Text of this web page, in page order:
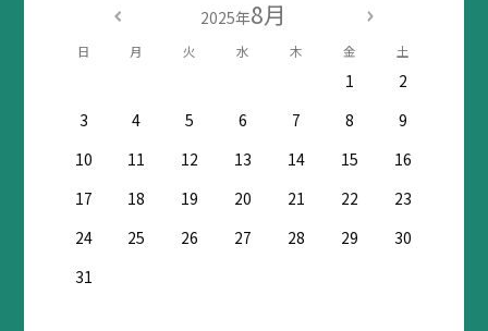
2025年8月
日 月 火 水 木 金 土
1
2
3
4 5 6 7 8
9
10
11 12 13 14 15
16
17
18 19 20 21 22
23
24
25 26 27 28 29
30
31